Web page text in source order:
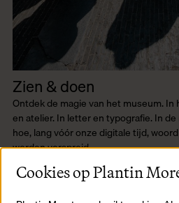
Zien & doen
Ontdek de magie van het museum.
en atelier. In letter en typografie. In
hoe, lang vóór onze digitale tijd,
werden verspreid.
Lees meer
Cookies op Plantin